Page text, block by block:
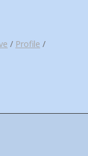
/ Profile /